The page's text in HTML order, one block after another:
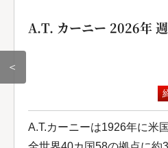
＜
A.T. カーニー 2026年
A.T.カーニーは1926年に米